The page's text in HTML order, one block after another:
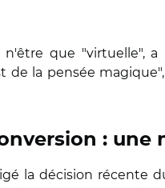
que "virtuelle",
de la pensée
: une
la décision récente